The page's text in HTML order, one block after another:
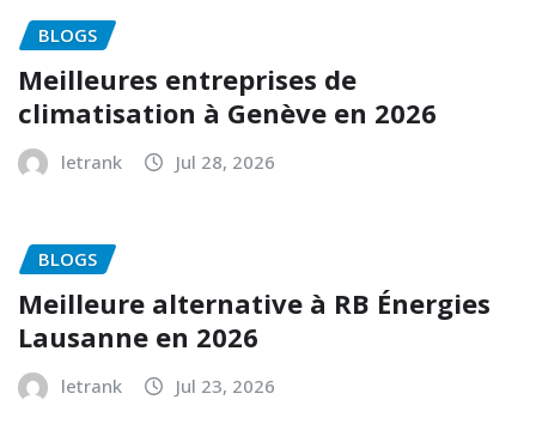
BLOGS
Meilleures entreprises de
climatisation à Genève en 2026
letrank Jul 28, 2026
BLOGS
Meilleure alternative à RB Énergies
Lausanne en 2026
letrank Jul 23, 2026